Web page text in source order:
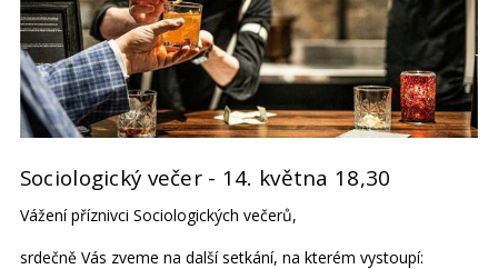
Sociologický večer - 14. května 18,30
Vážení příznivci Sociologických večerů,
srdečně Vás zveme na další setkání, na kterém vystoupí: